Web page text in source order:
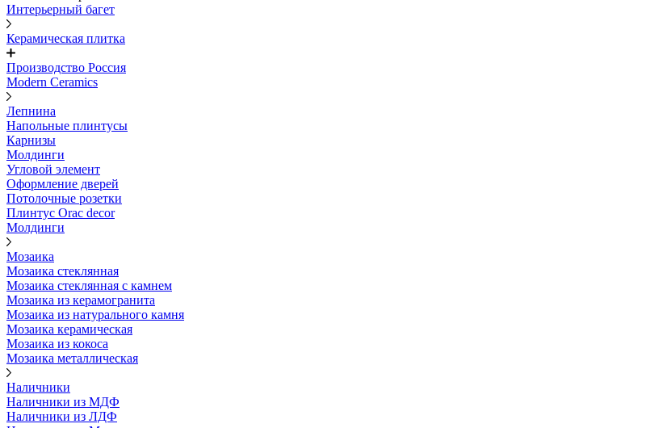
Интерьерный багет
Керамическая плитка
Производство Россия
Modern Ceramics
Лепнина
Напольные плинтусы
Карнизы
Молдинги
Угловой элемент
Оформление дверей
Потолочные розетки
Плинтус Orac decor
Молдинги
Мозаика
Мозаика стеклянная
Мозаика стеклянная с камнем
Мозаика из керамогранита
Мозаика из натурального камня
Мозаика керамическая
Мозаика из кокоса
Мозаика металлическая
Наличники
Наличники из МДФ
Наличники из ЛДФ